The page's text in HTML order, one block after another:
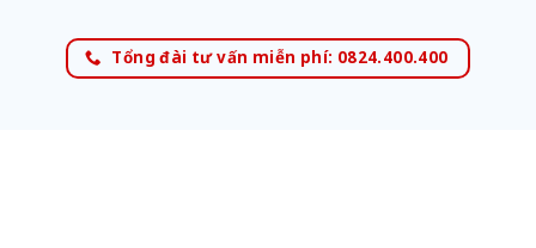
Tổng đài tư vấn miễn phí: 0824.400.400